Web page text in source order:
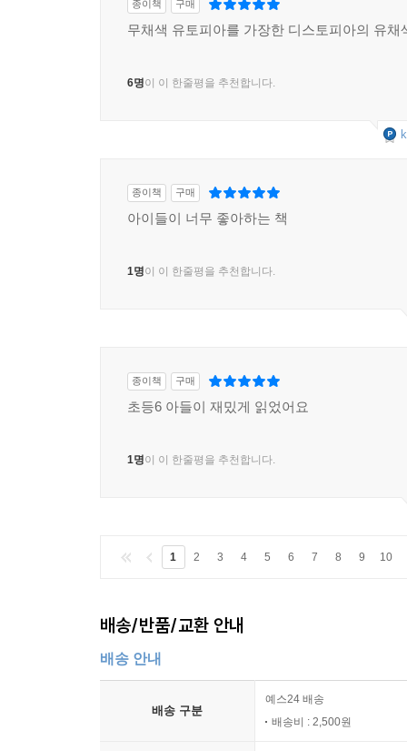
종이책 구매
무채색 유토피아를 가장한 디스토피아의 유채
6명이 이 한줄평을 추천합니다.
종이책 구매
아이들이 너무 좋아하는 책
1명이 이 한줄평을 추천합니다.
종이책 구매
초등6 아들이 재밌게 읽었어요
1명이 이 한줄평을 추천합니다.
1 2 3 4 5 6 7 8 9 10
배송/반품/교환 안내
배송 안내
배송 구분
예스24 배송
배송비 : 2,500원